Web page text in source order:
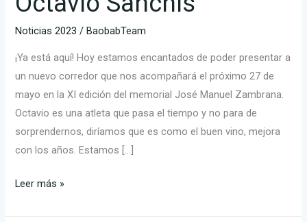
Noticias 2023 /BaobabTeam
¡Ya está aquí! Hoy estamos encantados de poder presentar a
un nuevo corredor que nos acompañará el próximo 27 de
mayo en la XI edición del memorial José Manuel Zambrana.
Octavio es una atleta que pasa el tiempo y no para de
sorprendernos, diríamos que es como el buen vino, mejora
con los años. Estamos […]
Leer más »